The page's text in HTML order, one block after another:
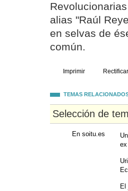
alias "Raúl
en selvas de
común.
Imprimir Rectificar
TEMAS
Selección de
En soitu.es
El